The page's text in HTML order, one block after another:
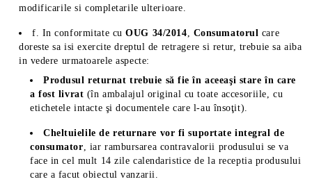
modificarile si completarile ulterioare.
f. In conformitate cuOUG 34/2014, Consumatorul care
doreste sa isi exercite dreptul de retragere si retur, trebuie sa aiba
in vedere urmatoarele aspecte:
Produsul returnat trebuie să fie în aceeaşi stare în care
a fost livrat (în ambalajul original cu toate accesoriile, cu
etichetele intacte şi documentele care l-au însoţit).
Cheltuielile de returnare vor fi suportate integral de
consumator, iar rambursarea contravalorii produsului se va
face in cel mult 14 zile calendaristice de la receptia produsului
care a facut obiectul vanzarii.